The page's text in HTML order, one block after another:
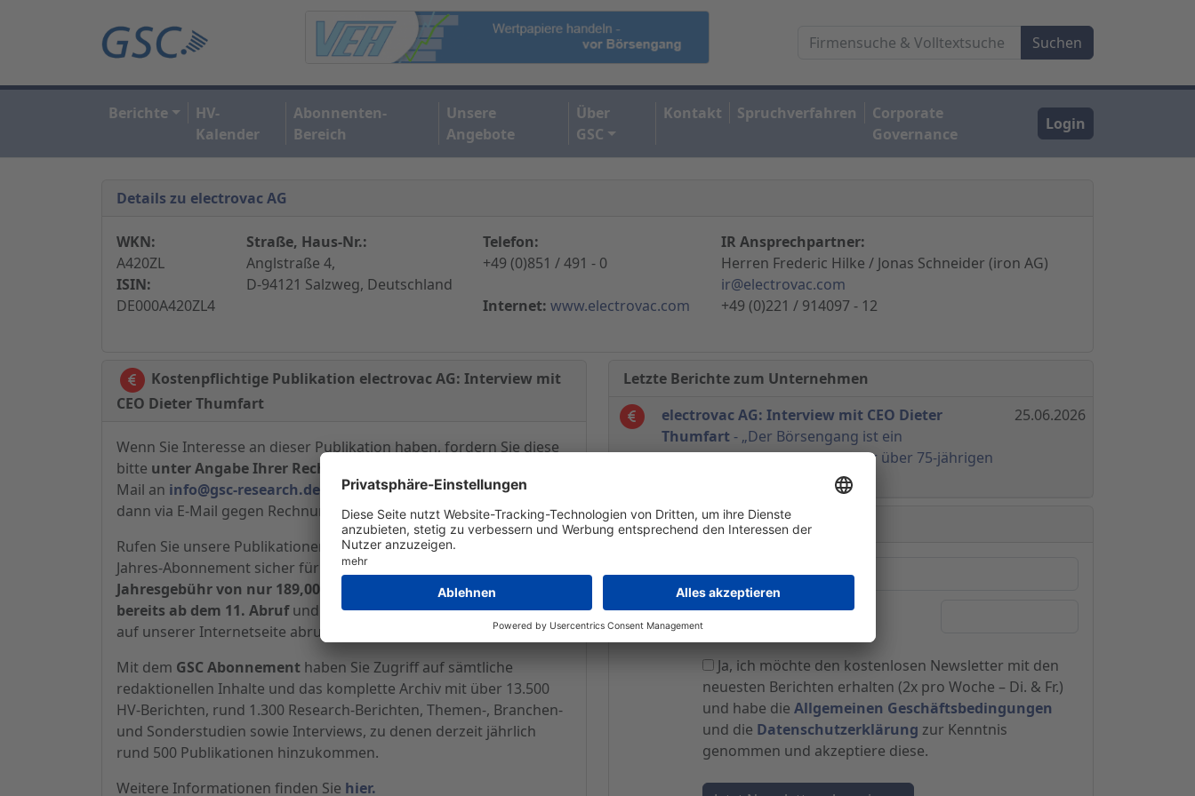
Berichte
HV-
Kalender
Abonnenten-
Bereich
Unsere
Angebote
Über
GSC
Kontakt Spruchverfahren
Corporate
Governance
Login
Details zu electrovac AG
WKN:
A420ZL
ISIN:
DE000A420ZL4
Straße, Haus-Nr.:
Anglstraße 4,
D-94121 Salzweg, Deutschland
Telefon:
+49 (0)851 / 491 - 0
Internet: www.electrovac.com
IR Ansprechpartner:
Herren Frederic Hilke / Jonas Schneider (iron AG)
ir@electrovac.com
+49 (0)221 / 914097 - 12
Kostenpflichtige Publikation electrovac AG: Interview mit
CEO Dieter Thumfart
Wenn Sie Interesse an dieser Publikation haben, fordern Sie diese
bitte unter Angabe Ihrer Rechnungsanschrift
Mail an info@gsc-research.de an. Wir lassen Ihnen die Publikation
dann via E-Mail gegen Rechnung für17,50 Eurozukommen.
Rufen Sie unsere Publikationen öfter ab? Dann wäre doch unser
Jahres-Abonnement sicher für Sie interessant.
Jahresgebühr von nur 189,00 Euro inkl. MwSt. rechnet sich dies
bereits ab dem 11. Abrufund Sie können alle Veröffentlichungen
auf unserer Internetseite abrufen.
Mit dem GSC Abonnement haben Sie Zugriff auf sämtliche
redaktionellen Inhalte und das komplette Archiv mit über 13.500
HV-Berichten, rund 1.300 Research-Berichten, Themen-, Branchen-
und Sonderstudien sowie Interviews, zu denen derzeit jährlich
rund 500 Publikationen hinzukommen.
Weitere Informationen finden Sie hier.
Letzte Berichte zum Unternehmen
electrovac AG: Interview mit CEO Dieter
Thumfart- „Der Börsengang ist ein
konsequenter Schritt in unserer über 75-jährigen
25.06.2026
Newsletter
Adresse
Spam Schutz: Was ist 5+5?
Ja, ich möchte den kostenlosen Newsletter mit den
neuesten Berichten erhalten (2x pro Woche – Di. & Fr.)
und habe dieAllgemeinen Geschäftsbedingungen
und die Datenschutzerklärung zur Kenntnis
genommen und akzeptiere diese.